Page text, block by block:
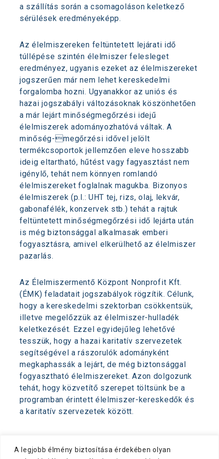
A legjobb élmény biztosítása érdekében olyan
a szállítás során a csomagoláson keletkező
sérülések eredményeképp.
Az élelmiszereken feltüntetett lejárati idő
túllépése szintén élelmiszer felesleget
eredményez, ugyanis ezeket az élelmiszereket
jogszerűen már nem lehet kereskedelmi
forgalomba hozni. Ugyanakkor az uniós és
hazai jogszabályi változásoknak köszönhetően
a már lejárt minőségmegőrzési idejű
élelmiszerek adományozhatóvá váltak. A
minőség-megőrzési idővel jelölt
termékcsoportok jellemzően eleve hosszabb
ideig eltartható, hűtést vagy fagyasztást nem
igénylő, tehát nem könnyen romlandó
élelmiszereket foglalnak magukba. Bizonyos
élelmiszerek (p.l.: UHT tej, rizs, olaj, lekvár,
gabonafélék, konzervek stb.) tehát a rajtuk
feltüntetett minőségmegőrzési idő lejárta után
is még biztonsággal alkalmasak emberi
fogyasztásra, amivel elkerülhető az élelmiszer
pazarlás.
Az Élelmiszermentő Központ Nonprofit Kft.
(ÉMK) feladatait jogszabályok rögzítik. Célunk,
hogy a kereskedelmi szektorban csökkentsük,
illetve megelőzzük az élelmiszer-hulladék
keletkezését. Ezzel egyidejűleg lehetővé
tesszük, hogy a hazai karitatív szervezetek
segítségével a rászorulók adományként
megkaphassák a lejárt, de még biztonsággal
fogyasztható élelmiszereket. Azon dolgozunk
tehát, hogy közvetítő szerepet töltsünk be a
programban érintett élelmiszer-kereskedők és
a karitatív szervezetek között.